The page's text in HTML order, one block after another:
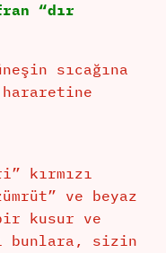
“dır
sıcağına
hararetine
kırmızı
ve beyaz
kusur ve
bunlara, sizin